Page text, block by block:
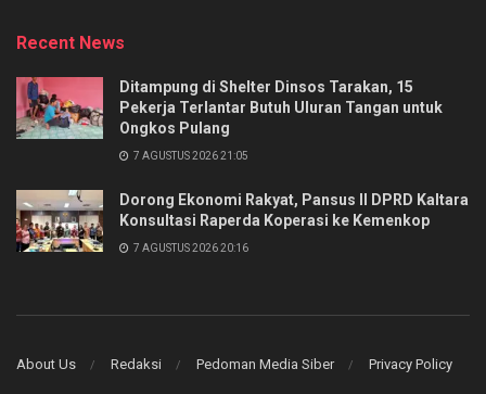
Recent News
Ditampung di Shelter Dinsos Tarakan, 15
Pekerja Terlantar Butuh Uluran Tangan untuk
Ongkos Pulang
7 AGUSTUS 2026 21:05
Dorong Ekonomi Rakyat, Pansus II DPRD Kaltara
Konsultasi Raperda Koperasi ke Kemenkop
7 AGUSTUS 2026 20:16
About Us Redaksi Pedoman Media Siber Privacy Policy